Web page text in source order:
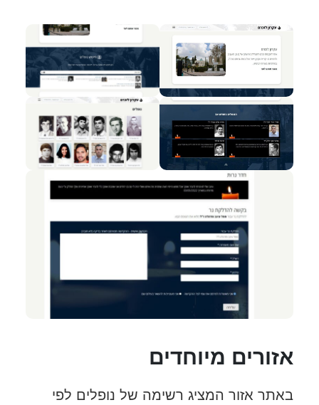
אזורים מיוחדים
באתר אזור המציג רשימה של נופלים לפי